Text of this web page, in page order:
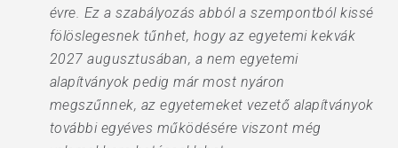
évre. Ez a szabályozás abból a szempontból kissé
fölöslegesnek tűnhet, hogy az egyetemi kekvák
2027 augusztusában, a nem egyetemi
alapítványok pedig már most nyáron
megszűnnek, az egyetemeket vezető alapítványok
további egyéves működésére viszont még